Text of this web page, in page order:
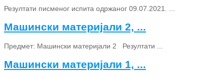
Резултати писменог испита одржаног 09.07.2021. ...
Машински материјали 2, ...
Предмет: Машински материјали 2 Резултати ...
Машински материјали 1, ...